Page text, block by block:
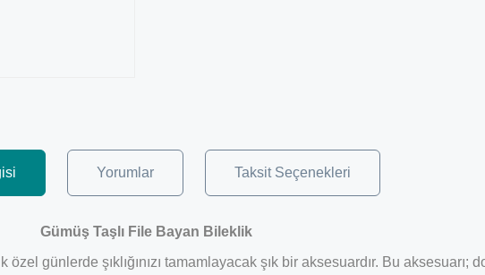
Yorumlar Taksit Seçenekleri
Gümüş Taşlı File Bayan Bileklik
özel günlerde şıklığınızı tamamlayacak şık bir aksesuardır. Bu